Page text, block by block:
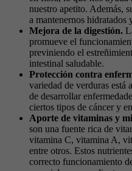
nuestro apetito. Además,
a mantenernos hidratados
Mejora de la digestión.
promueve el
previniendo el
intestinal saludable.
Protección contra
variedad de verduras está
de desarrollar
ciertos tipos de cáncer y
Aporte de vitaminas y
son una fuente rica de
vitamina C, vitamina A,
entre otros. Estos
correcto funcionamiento